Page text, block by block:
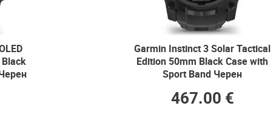
Garmin Instinct 3 Solar Tactical
Edition 50mm Black Case with
Sport Band Черен
467.00 €